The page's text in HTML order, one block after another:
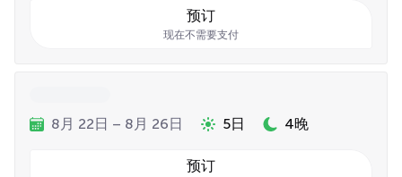
预订
现在不需要支付
8月 22日 – 8月 26日 5日 4晚
预订